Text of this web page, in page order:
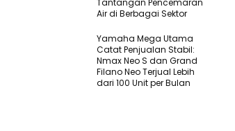
Tantangan Pencemaran
Air di Berbagai Sektor
Yamaha Mega Utama
Catat Penjualan Stabil:
Nmax Neo S dan Grand
Filano Neo Terjual Lebih
dari 100 Unit per Bulan